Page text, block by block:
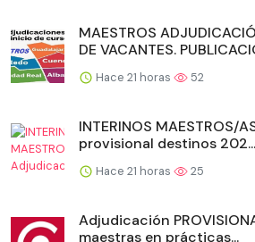
MAESTROS
DE VACANTES.
Hace 21 horas 52
INTERINOS MAESTROS/
provisional destinos 202...
Hace 21 horas 25
Adjudicación
maestras en prácticas...